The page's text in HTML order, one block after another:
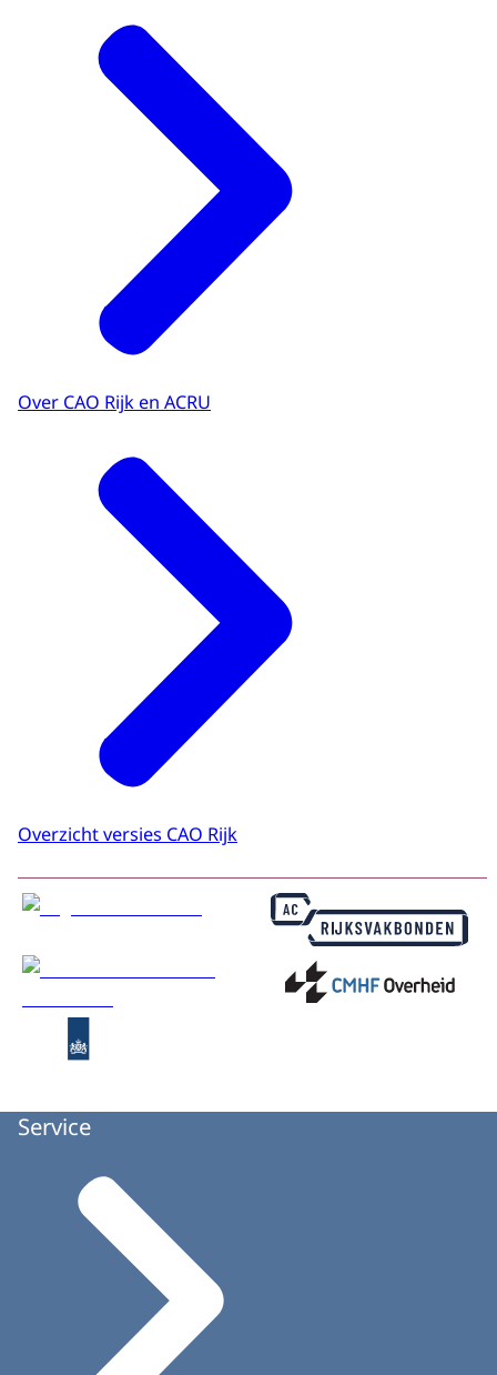
Over CAO Rijk en ACRU
Overzicht versies CAO Rijk
Service